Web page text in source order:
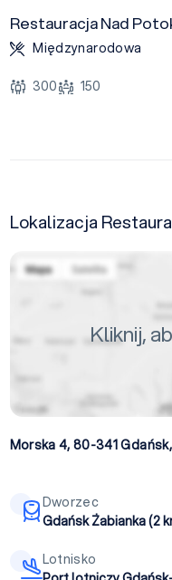
Restauracja Nad
Międzynarodowa
300 150
Lokalizacja
Kliknij,
Morska 4, 80-341Gdańsk
Dworzec
Gdańsk Żabianka (2
Lotnisko